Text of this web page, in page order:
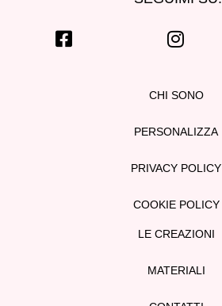
CHI SONO
PERSONALIZZA
PRIVACY POLICY
COOKIE POLICY
LE CREAZIONI
MATERIALI